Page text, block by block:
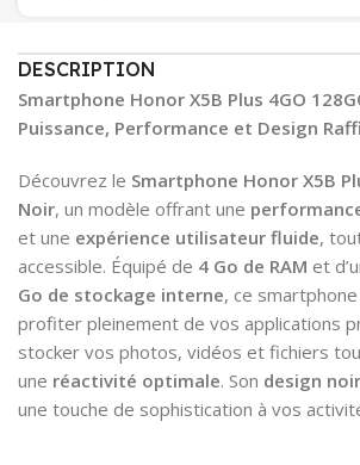
DESCRIPTION
Smartphone Honor X5B Plus 4GO
Puissance, Performance et Design
Découvrez le Smartphone Honor X5B
Noir, un modèle offrant une
et une expérience utilisateur fluide,
accessible. Équipé de 4 Go de RAM et
Go de stockage interne, ce
profiter pleinement de vos applications
stocker vos photos, vidéos et fichiers
une réactivité optimale. Son design
une touche de sophistication à vos